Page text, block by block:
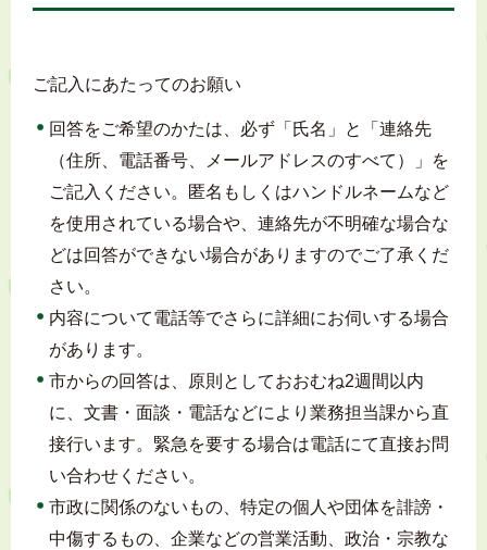
ご記入にあたってのお願い
回答をご希望のかたは、必ず「氏名」と「連絡先
（住所、電話番号、メールアドレスのすべて）」を
ご記入ください。匿名もしくはハンドルネームなど
を使用されている場合や、連絡先が不明確な場合な
どは回答ができない場合がありますのでご了承くだ
さい。
内容について電話等でさらに詳細にお伺いする場合
があります。
市からの回答は、原則としておおむね2週間以内
に、文書・面談・電話などにより業務担当課から直
接行います。緊急を要する場合は電話にて直接お問
い合わせください。
市政に関係のないもの、特定の個人や団体を誹謗・
中傷するもの、企業などの営業活動、政治・宗教な